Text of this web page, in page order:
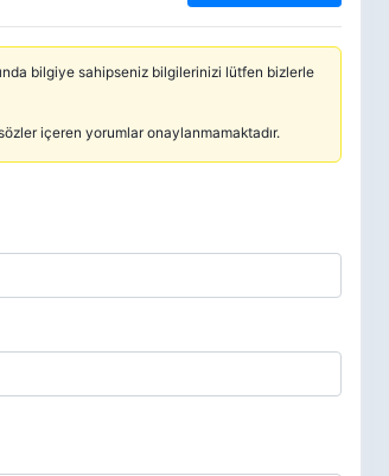
bilgiye sahipseniz bilgilerinizi lütfen bizlerle
içeren yorumlar onaylanmamaktadır.